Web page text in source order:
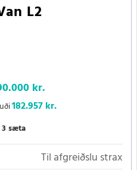
L2
kr.
182.957 kr.
3 sæta
Til afgreiðslu strax